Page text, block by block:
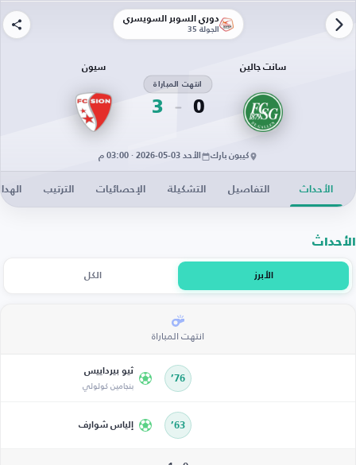
دوري السوبر السويسري
الجولة 35
سانت جالين
0
انتهت المباراة
3
سيون
كيبون بارك الأحد 03-05-2026 · 03:00 م
الأحداث التفاصيل التشكيلة الإحصائيات الترتيب
الأحداث
الأبرز الكل
انتهت المباراة
76’
ثيو بيرداييس
بنجامين كولولي
63’ إلياس شوارف